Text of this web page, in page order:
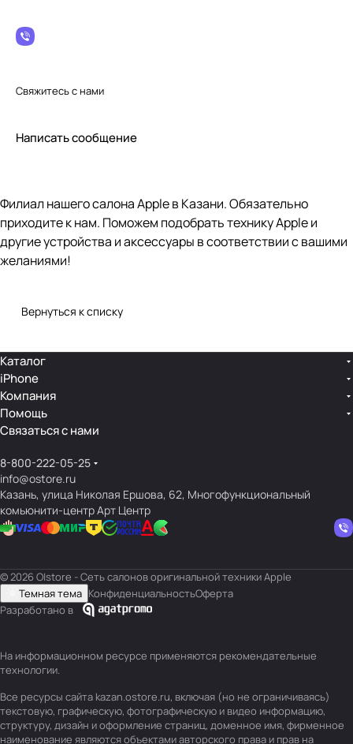
Свяжитесь с нами
Написать сообщение
Филиал нашего салона Apple в Казани. Обязательно
приходите к нам. Поможем подобрать технику Apple и
другие устройства и аксессуары в соответствии с вашими
желаниями!
Вернуться к списку
Каталог
iPhone
Компания
Помощь
Связаться с нами
8-800-222-05-25
info@ostore.ru
Казань, улица Николая Ершова, 62, Многофункциональный
комьюнити-центр Арт Центр
© 2026 O|store - Сеть салонов оригинальной техники Apple
Темная тема КонфиденциальностьОферта
Разработано в
На информационном ресурсе применяются рекомендательные
технологии.
Все ресурсы сайта kazan.ostore.ru, включая (но не ограничиваясь)
текстовую, графическую, фотографическую и видео информацию,
структуру, дизайн и оформление страниц, доменное имя, фирменное
наименование являются объектами авторского права и прав на